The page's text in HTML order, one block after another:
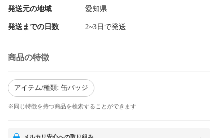
発送元の地域 愛知県
発送までの日数 2~3日で発送
商品の特徴
アイテム/種類: 缶バッジ
※同じ特徴を持つ商品を検索することができます